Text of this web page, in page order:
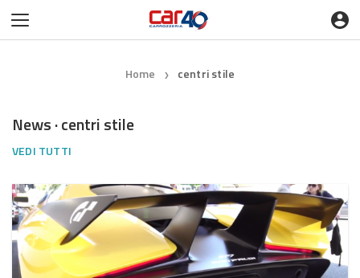
Home ❯ centri stile
News · centri stile
VEDI TUTTI